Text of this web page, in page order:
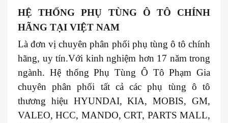
HỆ THỐNG PHỤ TÙNG Ô TÔ CHÍNH
HÃNG TẠI VIỆT NAM
Là đơn vị chuyên phân phối phụ tùng ô tô chính
hãng, uy tín.Với kinh nghiệm hơn 17 năm trong
ngành. Hệ thống Phụ Tùng Ô Tô Phạm Gia
chuyên phân phối tất cả các phụ tùng ô tô
thương hiệu HYUNDAI, KIA, MOBIS, GM,
VALEO, HCC, MANDO, CRT, PARTS MALL,